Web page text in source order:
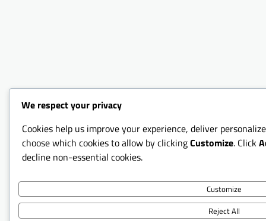
We respect your privacy
Cookies help us improve your experience, deliver
choose which cookies to allow by clickingCustomize. Click
decline non-essential cookies.
Customize
Reject All